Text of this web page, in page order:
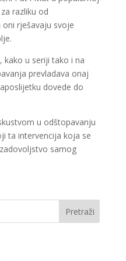
razliku od
rješavaju svoje
kako u seriji tako i na
prevladava onaj
dovede do
u odštopavanju
ta intervencija koja se
samog